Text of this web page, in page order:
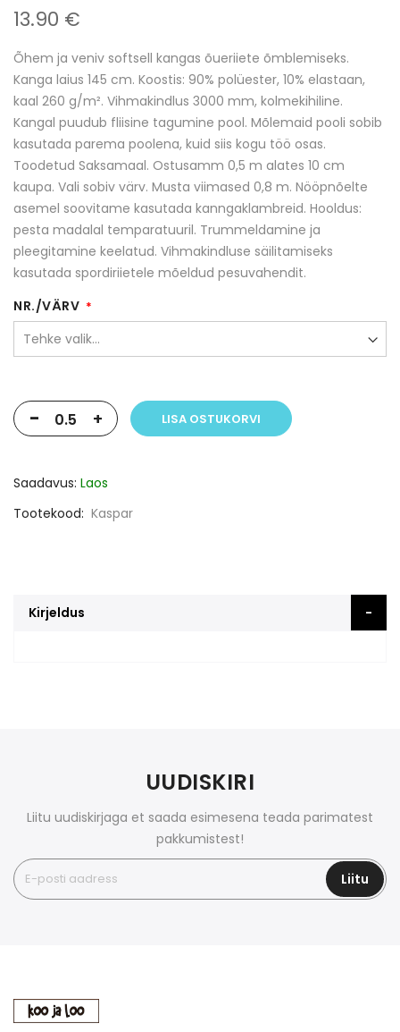
13.90 €
Õhem ja veniv softsell kangas õueriiete õmblemiseks.
Kanga laius 145 cm. Koostis: 90% polüester, 10% elastaan,
kaal 260 g/m². Vihmakindlus 3000 mm, kolmekihiline.
Kangal puudub fliisine tagumine pool. Mõlemaid pooli sobib
kasutada parema poolena, kuid siis kogu töö osas.
Toodetud Saksamaal. Ostusamm 0,5 m alates 10 cm
kaupa. Vali sobiv värv. Musta viimased 0,8 m. Nööpnõelte
asemel soovitame kasutada kanngaklambreid. Hooldus:
pesta madalal temparatuuril. Trummeldamine ja
pleegitamine keelatud. Vihmakindluse säilitamiseks
kasutada spordiriietele mõeldud pesuvahendit.
NR./VÄRV
- + LISA OSTUKORVI
Saadavus: Laos
Tootekood Kaspar
Kirjeldus
UUDISKIRI
Liitu uudiskirjaga et saada esimesena teada parimatest
pakkumistest!
Liitu